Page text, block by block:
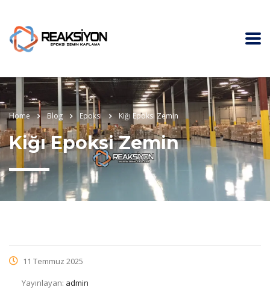
Home Blog Epoksi Kiğı Epoksi Zemin
Kiğı Epoksi Zemin
11 Temmuz 2025
Yayınlayan: admin